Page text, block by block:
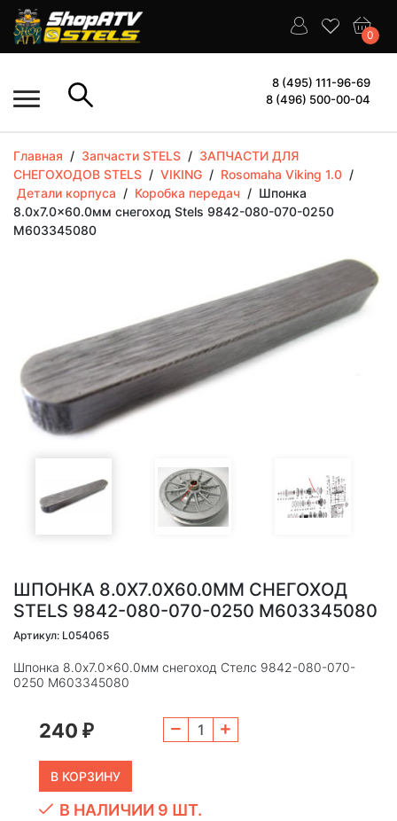
0
8 (495) 111-96-69
8 (496) 500-00-04
Главная / Запчасти STELS / ЗАПЧАСТИ ДЛЯ
СНЕГОХОДОВ STELS / VIKING / Rosomaha Viking 1.0 /
Детали корпуса / Коробка передач / Шпонка
8.0x7.0x60.0мм cнегоход Stels 9842-080-070-0250
M603345080
ШПОНКА 8.0X7.0X60.0ММ CНЕГОХОД
STELS 9842-080-070-0250 M603345080
Артикул: L054065
Шпонка 8.0x7.0x60.0мм cнегоход Стелс 9842-080-070-
0250 M603345080
240 ₽
В НАЛИЧИИ 9 ШТ.